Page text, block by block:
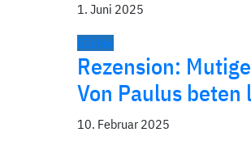
1. Juni 2025
Bücher
Rezension:
Von Paulus beten
10. Februar 2025